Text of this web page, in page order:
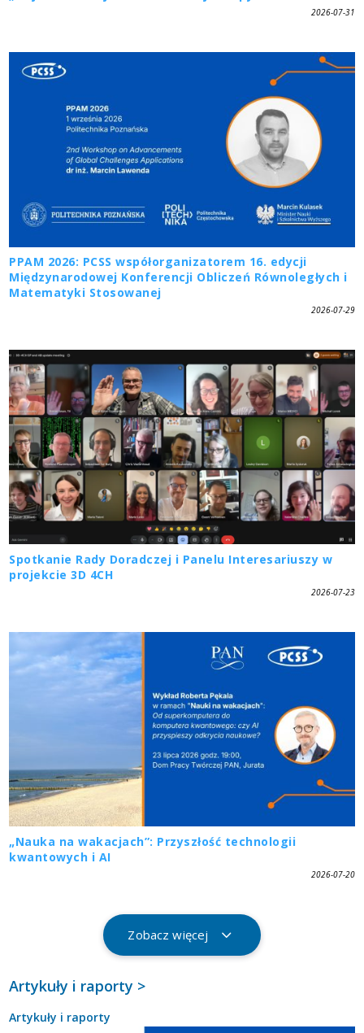
2026-07-31
PPAM 2026: PCSS współorganizatorem 16. edycji
Międzynarodowej Konferencji Obliczeń Równoległych i
Matematyki Stosowanej
2026-07-29
Spotkanie Rady Doradczej i Panelu Interesariuszy w
projekcie 3D 4CH
2026-07-23
„Nauka na wakacjach”: Przyszłość technologii
kwantowych i AI
2026-07-20
Zobacz więcej
Artykuły i raporty >
Artykuły i raporty